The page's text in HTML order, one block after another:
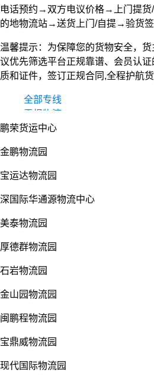
电话预约→双方电议价格→上门提
的地物流站→送货上门/自提→验货
温馨提示：为保障您的货物安全，
议优先筛选平台正规靠谱、会员认
质和证件，签订正规合同,全程护航
全部专线
零担物流
整车货运
鹏荣货运中心
金鹏物流园
宝运达物流园
深国际华通源物流中心
美泰物流园
厚德群物流园
石岩物流园
金山园物流园
闽鹏程物流园
宝鼎威物流园
现代国际物流园